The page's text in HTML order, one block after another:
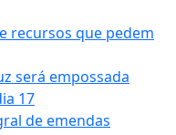
recursos que pedem
será empossada
17
de emendas